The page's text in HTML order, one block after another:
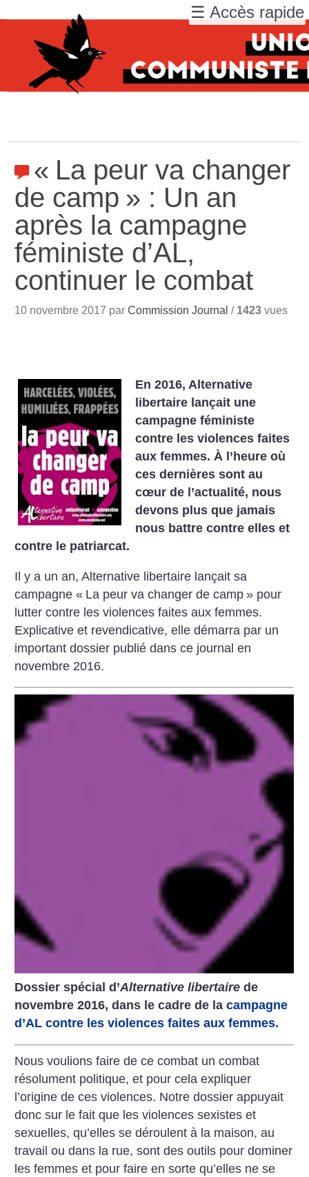
« La peur va changer
de camp » : Un an
après la campagne
féministe d’AL,
continuer le combat
10 novembre 2017 parCommission Journal / 1423 vues
En 2016, Alternative
libertaire lançait une
campagne féministe
contre les violences faites
aux femmes. À l’heure où
ces dernières sont au
cœur de l’actualité, nous
devons plus que jamais
nous battre contre elles et
contre le patriarcat.
Il y a un an, Alternative libertaire lançait sa
campagne « La peur va changer de camp » pour
lutter contre les violences faites aux femmes.
Explicative et revendicative, elle démarra par un
important dossier publié dans ce journal en
novembre 2016.
Dossier spécial d’Alternative libertaire de
novembre 2016, dans le cadre de lacampagne
d’AL contre les violences faites aux femmes.
Nous voulions faire de ce combat un combat
résolument politique, et pour cela expliquer
l’origine de ces violences. Notre dossier appuyait
donc sur le fait que les violences sexistes et
sexuelles, qu’elles se déroulent à la maison, au
travail ou dans la rue, sont des outils pour dominer
les femmes et pour faire en sorte qu’elles ne se
☰ Accès rapide